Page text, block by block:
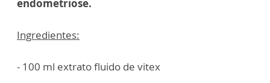
endometriose.
Ingredientes:
- 100 ml extrato fluido de vitex